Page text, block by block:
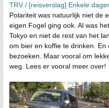
TRV / [reisverslag] Enkele
Polariteit was natuurlijk niet de
eigen Fogel ging ook. Al was
Tokyo en niet de rest van het
om bier en koffie te drinken.
bezoeken. Maar vooral om
weg. Lees er vooral meer over!